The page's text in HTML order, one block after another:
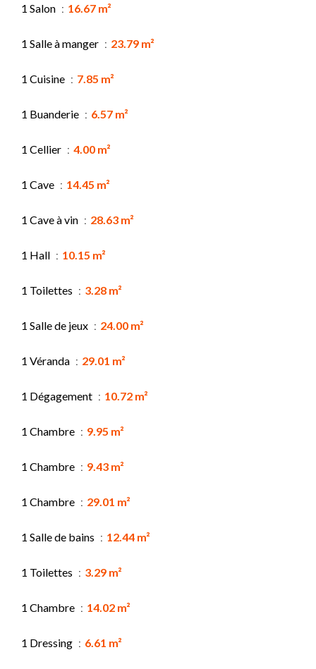
1 Salon 16.67 m²
1 Salle à manger 23.79 m²
1 Cuisine 7.85 m²
1 Buanderie 6.57 m²
1 Cellier 4.00 m²
1 Cave 14.45 m²
1 Cave à vin 28.63 m²
1 Hall 10.15 m²
1 Toilettes 3.28 m²
1 Salle de jeux 24.00 m²
1 Véranda 29.01 m²
1 Dégagement 10.72 m²
1 Chambre 9.95 m²
1 Chambre 9.43 m²
1 Chambre 29.01 m²
1 Salle de bains 12.44 m²
1 Toilettes 3.29 m²
1 Chambre 14.02 m²
1 Dressing 6.61 m²